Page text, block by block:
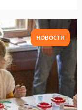
НОВОСТИ